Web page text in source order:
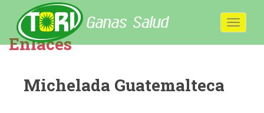
p Enlaces
Michelada Guatemalteca